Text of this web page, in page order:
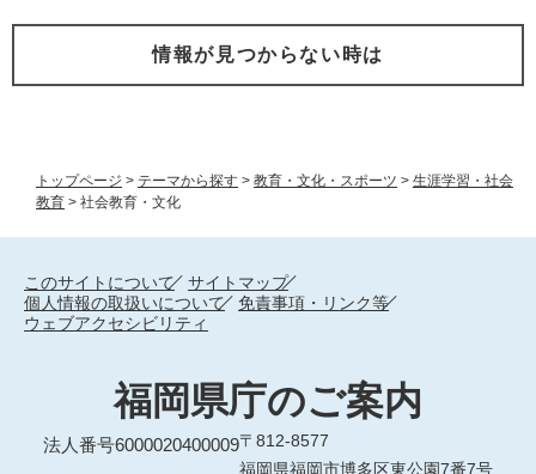
トップページ > テーマから探す > 教育・文化・スポーツ > 生涯学習・社会
教育 > 社会教育・文化
情報が見つからない時は
このサイトについて
サイトマップ
個人情報の取扱いについて
免責事項・リンク等
ウェブアクセシビリティ
福岡県庁のご案内
法人番号6000020400009〒812-8577
福岡県福岡市博多区東公園7番7号